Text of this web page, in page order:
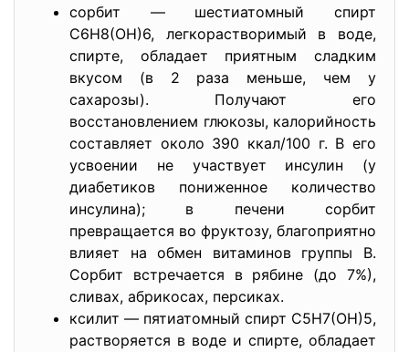
сорбит — шестиатомный спирт
С6Н8(ОН)6, легкорастворимый в воде,
спирте, обладает приятным сладким
вкусом (в 2 раза меньше, чем у
сахарозы). Получают его
восстановлением глюкозы, калорийность
составляет около 390 ккал/100 г. В его
усвоении не участвует инсулин (у
диабетиков пониженное количество
инсулина); в печени сорбит
превращается во фруктозу, благоприятно
влияет на обмен витаминов группы В.
Сорбит встречается в рябине (до 7%),
сливах, абрикосах, персиках.
ксилит — пятиатомный спирт С5Н7(ОН)5,
растворяется в воде и спирте, обладает